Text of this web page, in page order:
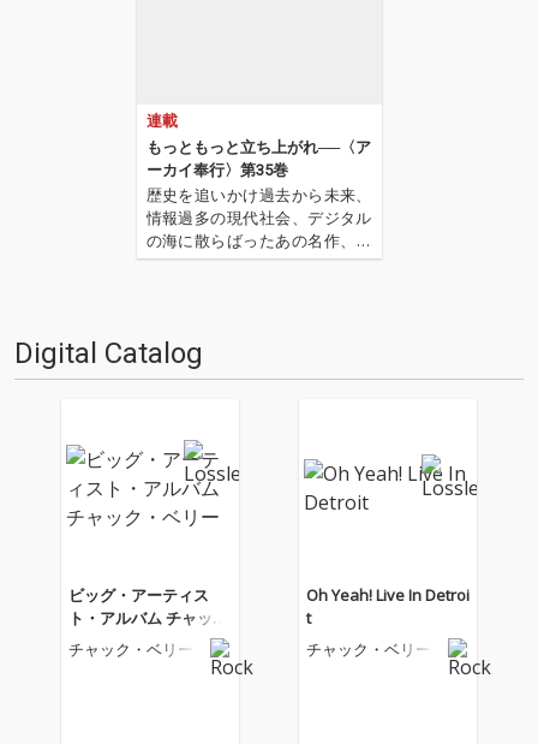
連載
もっともっと立ち上がれ──〈ア
ーカイ奉行〉第35巻
歴史を追いかけ過去から未来、
情報過多の現代社会、デジタル
の海に散らばったあの名作、こ
の名作たちをひとつにまとめる
は…'''1.過去作の最新リマスター
音源 2.これまで未配信…
Digital Catalog
ビッグ・アーティス
ト・アルバム チャッ
ク・ベリー
チャック・ベリー
Oh Yeah! Live In Detroi
t
チャック・ベリー